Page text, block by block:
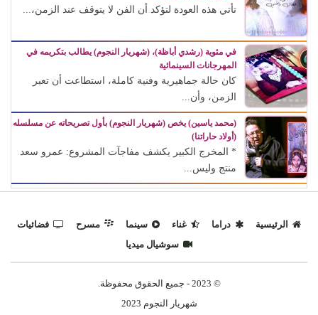
تأتي هذه العودة لتؤكد أن الفن لا يتوقف عند الزمن،...
في مئوية (رشدي أباظة)، (شهريار النجوم) يطالب بتكريمه في
المهرجانات السينمائية
كان حالة جماهيرية وفنية كاملة، استطاعت أن تعبر
الزمن، وأن...
(محمد ياسين) يخص (شهريار النجوم) بأول تصريحاته عن مسلسله
(أولاد حاراتنا)
* المخرج الكبير يكشف مفاجآت المشروع: عمرو سعد
منتج وليس...
الرئيسية دراما غناء سينما مسرح
فضائيات
سوشيال ميديا
© 2023 - جميع الحقوق محفوظة.
شهريار النجوم 2023